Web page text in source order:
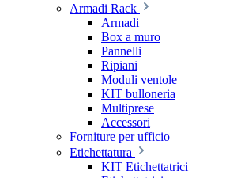
Armadi Rack
Armadi
Box a muro
Pannelli
Ripiani
Moduli ventole
KIT bulloneria
Multiprese
Accessori
Forniture per ufficio
Etichettatura
KIT Etichettatrici